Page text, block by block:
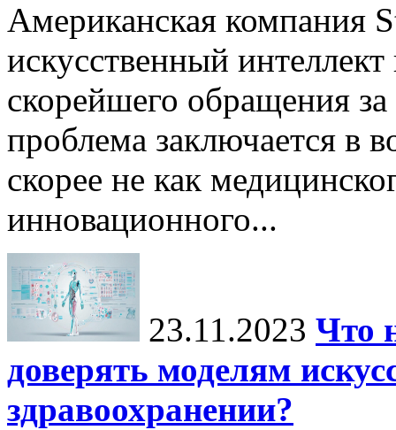
Американская компания
искусственный
скорейшего обращения
проблема заключается в
скорее не как
инновационного...
23.11.2023 Что
доверять моделям
здравоохранении?